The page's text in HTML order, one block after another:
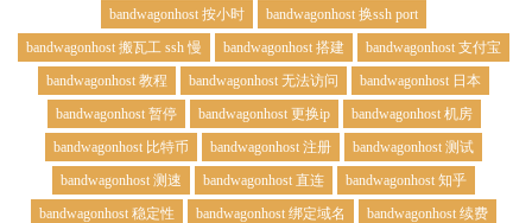
bandwagonhost 按小时
bandwagonhost 换ssh port
bandwagonhost 搬瓦工 ssh 慢
bandwagonhost 搭建
bandwagonhost 支付宝
bandwagonhost 教程
bandwagonhost 无法访问
bandwagonhost 日本
bandwagonhost 暂停
bandwagonhost 更换ip
bandwagonhost 机房
bandwagonhost 比特币
bandwagonhost 注册
bandwagonhost 测试
bandwagonhost 测速
bandwagonhost 直连
bandwagonhost 知乎
bandwagonhost 稳定性
bandwagonhost 绑定域名
bandwagonhost 续费